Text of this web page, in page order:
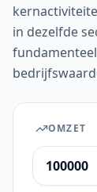
in dezelfde
OMZET